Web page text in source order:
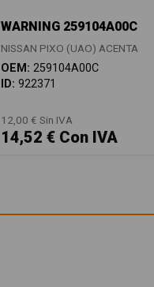
WARNING 259104A00C
NISSAN PIXO (UAO) ACENTA
OEM: 259104A00C
ID: 922371
12,00 € Sin IVA
14,52 € Con IVA